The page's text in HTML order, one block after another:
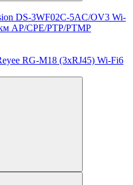
DS-3WF02C-5AC/OV3 Wi-
AP/CPE/PTP/PTMP